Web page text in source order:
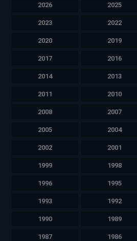
2026 2025
2023 2022
2020 2019
2017 2016
2014 2013
2011 2010
2008 2007
2005 2004
2002 2001
1999 1998
1996 1995
1993 1992
1990 1989
1987 1986